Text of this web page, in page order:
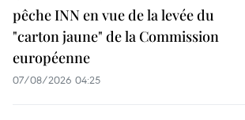
pêche INN en vue de la levée du
"carton jaune" de la Commission
européenne
07/08/2026 04:25